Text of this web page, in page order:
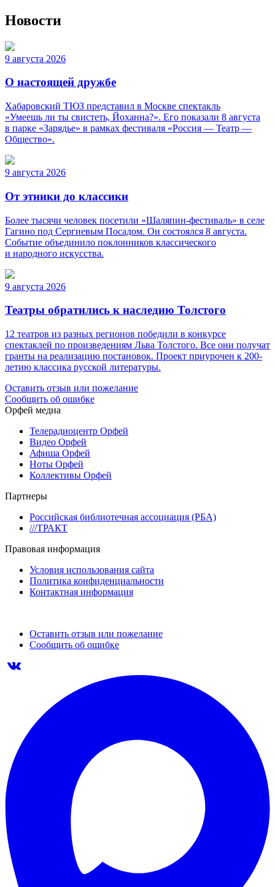
Новости
9 августа 2026
О настоящей дружбе
Хабаровский ТЮЗ представил в Москве спектакль
«Умеешь ли ты свистеть, Йоханна?». Его показали 8 августа
в парке «Зарядье» в рамках фестиваля «Россия — Театр —
Общество».
9 августа 2026
От этники до классики
Более тысячи человек посетили «Шаляпин-фестиваль» в селе
Гагино под Сергиевым Посадом. Он состоялся 8 августа.
Событие объединило поклонников классического
и народного искусства.
9 августа 2026
Театры обратились к наследию Толстого
12 театров из разных регионов победили в конкурсе
спектаклей по произведениям Льва Толстого. Все они получат
гранты на реализацию постановок. Проект приурочен к 200-
летию классика русской литературы.
Оставить отзыв или пожелание
Сообщить об ошибке
Орфей медиа
Телерадиоцентр Орфей
Видео Орфей
Афиша Орфей
Ноты Орфей
Коллективы Орфей
Партнеры
Российская библиотечная ассоциация (РБА)
///ТРАКТ
Правовая информация
Условия использования сайта
Политика конфиденциальности
Контактная информация
Оставить отзыв или пожелание
Сообщить об ошибке